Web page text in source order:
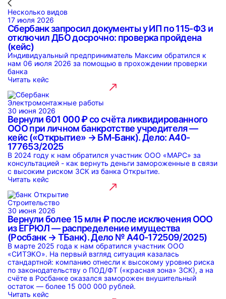
Несколько видов
17 июля 2026
Сбербанк запросил документы у ИП по 115-ФЗ и
отключил ДБО досрочно: проверка пройдена
(кейс)
Индивидуальный предприниматель Максим обратился к
нам 06 июля 2026 за помощью в прохождении проверки
банка
Читать кейс
Электромонтажные работы
30 июня 2026
Вернули 601 000 ₽ со счёта ликвидированного
ООО при личном банкротстве учредителя —
кейс («Открытие» → БМ-Банк). Дело: А40-
177653/2025
В 2024 году к нам обратился участник ООО «МАРС» за
консультацией - как вернуть деньги замороженные в связи
с высоким риском ЗСК из банка Открытие.
Читать кейс
Строительство
30 июня 2026
Вернули более 15 млн ₽ после исключения ООО
из ЕГРЮЛ — распределение имущества
(Росбанк → ТБанк). Дело № А40-172509/2025)
В марте 2025 года к нам обратился участник ООО
«СИТЭКО». На первый взгляд ситуация казалась
стандартной: компанию отнесли к высокому уровню риска
по законодательству о ПОД/ФТ («красная зона» ЗСК), а на
счёте в Росбанке оказался заморожен внушительный
остаток — более 15 000 000 рублей.
Читать кейс